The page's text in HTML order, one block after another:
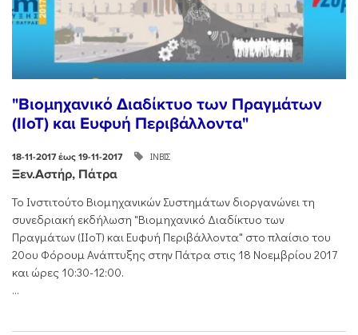
"Βιομηχανικό Διαδίκτυο των Πραγμάτων
(IIoT) και Ευφυή Περιβάλλοντα"
18-11-2017 έως 19-11-2017 ΙΝΒΙΣ
Ξεν.Αστήρ, Πάτρα
Το Ινστιτούτο Βιομηχανικών Συστημάτων διοργανώνει τη
συνεδριακή εκδήλωση "Βιομηχανικό Διαδίκτυο των
Πραγμάτων (IIoT) και Ευφυή Περιβάλλοντα" στο πλαίσιο του
20ου Φόρουμ Ανάπτυξης στην Πάτρα στις 18 Νοεμβρίου 2017
και ώρες 10:30-12:00.
...